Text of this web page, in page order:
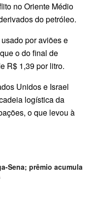
no Oriente Médio
do petróleo.
por aviões e
o do final de
R$ 1,39 por litro.
Unidos e Israel
logística da
o que levou à
Sena; prêmio acumula